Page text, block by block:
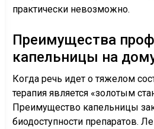
практически невозможно.
Преимущества
капельницы на
Когда речь идет о тяжелом
терапия является «золотым
Преимущество капельницы
биодоступности препаратов.